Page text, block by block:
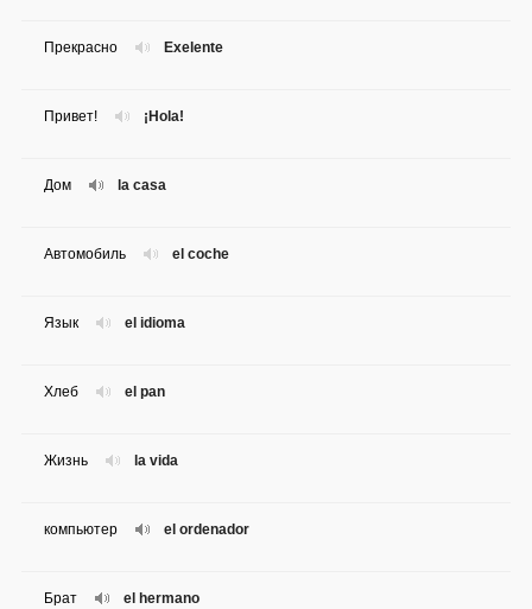
Exelente
Прекрасно
¡Hola!
Привет!
la casa
Дом
el coche
Автомобиль
el idioma
Язык
el pan
Хлеб
la vida
Жизнь
el ordenador
компьютер
el hermano
Брат